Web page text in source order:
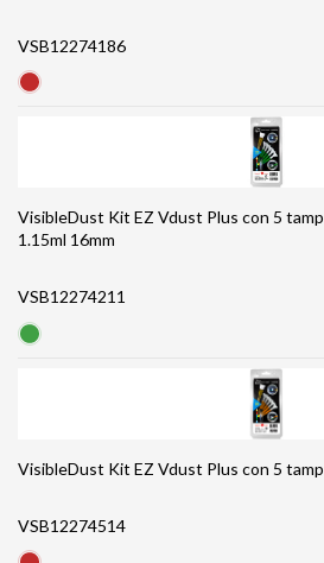
VSB12274186
VisibleDust Kit EZ Vdust Plus con 5
1.15ml 16mm
VSB12274211
VisibleDust Kit EZ Vdust Plus con 5
VSB12274514